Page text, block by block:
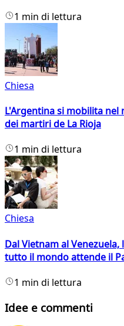
1 min di lettura
Chiesa
L'Argentina si mobilita nel
dei martiri de La Rioja
1 min di lettura
Chiesa
Dal Vietnam al
tutto il mondo attende il
1 min di lettura
Idee e commenti